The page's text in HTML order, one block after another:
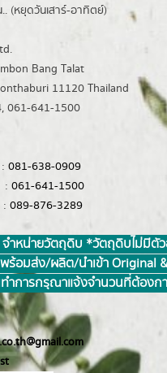
(หยุดวันเสาร์-อาทิตย์)
Bang Talat
11120 Thailand
061-641-1500
081-638-0909
: 061-641-1500
089-876-3289
จำหน่ายวัตถุดิบ *วัตถุดิบไม่มีตั
อมส่ง/ผลิต/นำเข้า Original &
ำการ กรุณาแจ้งจำนวนที่ต้องก